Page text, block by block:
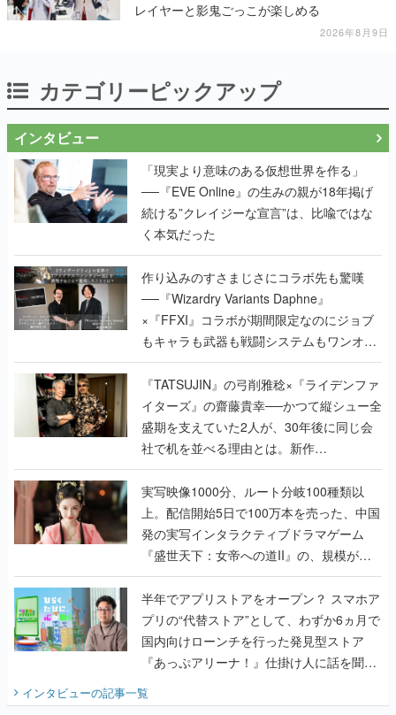
レイヤーと影鬼ごっこが楽しめる
2026年8月9日
カテゴリーピックアップ
インタビュー
「現実より意味のある仮想世界を作る」
──『EVE Online』の生みの親が18年掲げ
続ける”クレイジーな宣言”は、比喩ではな
く本気だった
作り込みのすさまじさにコラボ先も驚嘆
──『Wizardry Variants Daphne』
×『FFXI』コラボが期間限定なのにジョブ
もキャラも武器も戦闘システムもワンオフ
で作り込まれた理由を両ディレクターに聞
く
『TATSUJIN』の弓削雅稔×『ライデンファ
イターズ』の齋藤貴幸──かつて縦シュー全
盛期を支えていた2人が、30年後に同じ会
社で机を並べる理由とは。新作
『TATSUJIN EXTREME』で初タッグを組
んだレジェンド2人に訊く開発秘話
実写映像1000分、ルート分岐100種類以
上。配信開始5日で100万本を売った、中国
発の実写インタラクティブドラマゲーム
『盛世天下：女帝への道II』の、規模が違
うこだわりをプロデューサーに聞いた
半年でアプリストアをオープン？ スマホア
プリの“代替ストア”として、わずか6ヵ月で
国内向けローンチを行った発見型ストア
『あっぷアリーナ！』仕掛け人に話を聞い
てみた
インタビューの記事一覧